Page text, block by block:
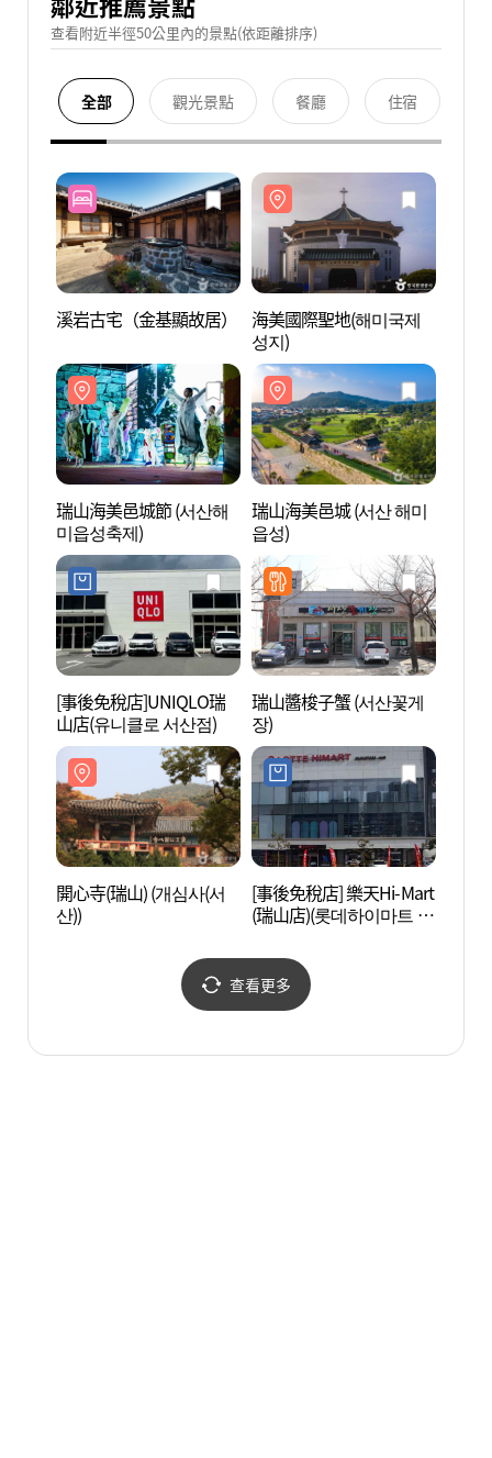
查看附近半徑50公里內的景點(依距離排序)
全部 觀光景點 餐廳 住宿
溪岩古宅（金基顯故居）
海美國際聖地(해미국제
성지)
瑞山海美邑城節 (서산해
미읍성축제)
瑞山海美邑城 (서산 해미
읍성)
[事後免稅店]UNIQLO瑞
山店(유니클로 서산점)
瑞山醬梭子蟹 (서산꽃게
장)
開心寺(瑞山) (개심사(서
산))
[事後免稅店] 樂天Hi-Mart
(瑞山店)(롯데하이마트 서
查看更多